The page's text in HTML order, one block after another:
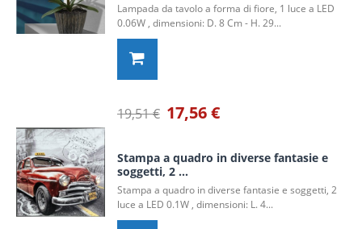
Lampada da tavolo a forma di fiore, 1 luce a LED
0.06W , dimensioni: D. 8 Cm - H. 29...
19,51 € 17,56 €
Stampa a quadro in diverse fantasie e
soggetti, 2 ...
Stampa a quadro in diverse fantasie e soggetti, 2
luce a LED 0.1W , dimensioni: L. 4...